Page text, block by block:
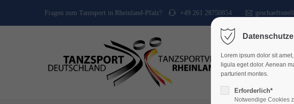
Fragen zum Tanzsport in Rheinland-Pfalz? +49 261 28750854
Lorem ipsum dolor sit
ligula eget dolor. Aenean
parturient montes.
Erforderlich*
Notwendige Cookies